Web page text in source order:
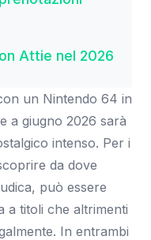
Attie nel 2026
un Nintendo 64 in
a giugno 2026 sarà
intenso. Per i
da dove
può essere
a titoli che altrimenti
In entrambi